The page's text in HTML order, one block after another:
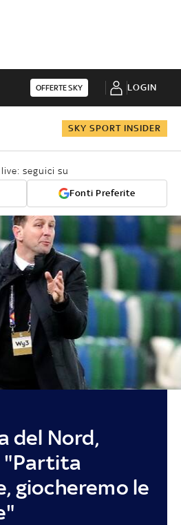
OFFERTE SKY LOGIN
SKY SPORT INSIDER
seguici su
Fonti Preferite
del Nord,
"Partita
giocheremo le